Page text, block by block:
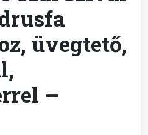
üvegtető,
–